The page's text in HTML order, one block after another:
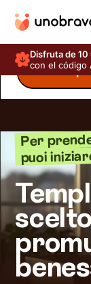
Disfruta de
con el código
Inizia il
Per
puoi